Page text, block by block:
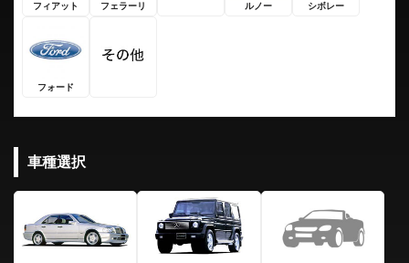
フィアット フェラーリ
ルノー
シボレー
フォード
車種選択